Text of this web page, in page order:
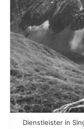
Dienstleister in